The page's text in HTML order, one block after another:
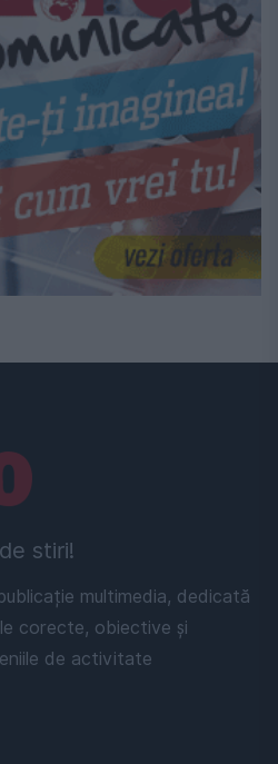
stiri!
multimedia, dedicată
corecte, obiective și
de activitate